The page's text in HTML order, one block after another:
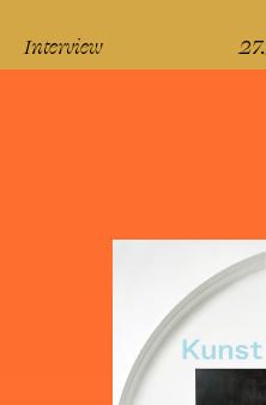
Interview